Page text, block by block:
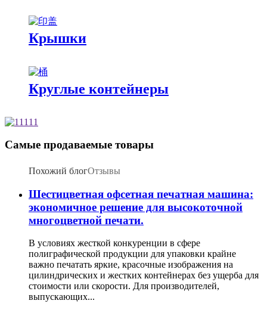
Крышки
Круглые контейнеры
Самые продаваемые товары
Похожий блогОтзывы
Шестицветная офсетная печатная машина:
экономичное решение для высокоточной
многоцветной печати.
В условиях жесткой конкуренции в сфере
полиграфической продукции для упаковки крайне
важно печатать яркие, красочные изображения на
цилиндрических и жестких контейнерах без ущерба для
стоимости или скорости. Для производителей,
выпускающих...